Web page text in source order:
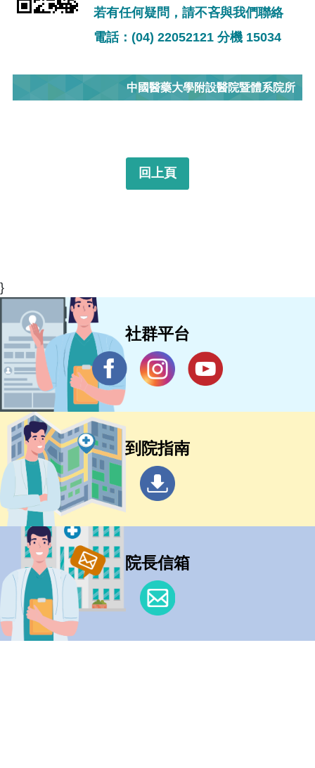
若有任何疑問，請不吝與我們聯絡
電話：(04) 22052121 分機 15034
中國醫藥大學附設醫院暨體系院所
回上頁
}
社群平台
到院指南
院長信箱